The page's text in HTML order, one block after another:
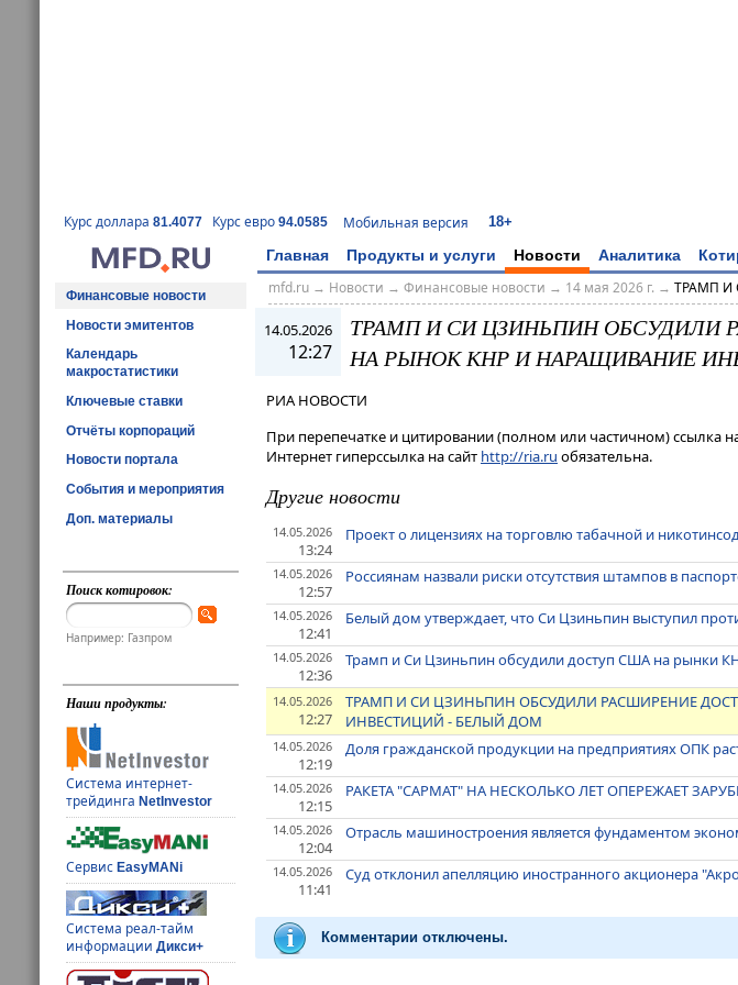
Курс доллара 81.4077 Курс евро 94.0585 Мобильная версия 18+
Главная Продукты и услуги Новости Аналитика
Финансовые новости
Новости эмитентов
Календарь
макростатистики
Ключевые ставки
Отчёты корпораций
Новости портала
События и мероприятия
Доп. материалы
Поиск котировок:
Например: Газпром
Наши продукты:
Система интернет-
трейдингаNetInvestor
СервисEasyMANi
Система реал-тайм
информацииДикси+
mfd.ru→ Новости → Финансовые новости → 14 мая 2026 г. → ТРАМП И
14.05.2026
12:27
ТРАМП И СИ ЦЗИНЬПИН ОБСУДИЛИ
НА РЫНОК КНР И НАРАЩИВАНИЕ
РИА НОВОСТИ
При перепечатке и цитировании (полном или частичном) ссылка
Интернет гиперссылка на сайт http://ria.ru обязательна.
Другие новости
14.05.2026
13:24
Проект о лицензиях на торговлю табачной и
14.05.2026
12:57
Россиянам назвали риски отсутствия штампов в
14.05.2026
12:41
Белый дом утверждает, что Си Цзиньпин выступил
14.05.2026
12:36
Трамп и Си Цзиньпин обсудили доступ США на рынки
14.05.2026
12:27
ТРАМП И СИ ЦЗИНЬПИН ОБСУДИЛИ РАСШИРЕНИЕ
ИНВЕСТИЦИЙ - БЕЛЫЙ ДОМ
14.05.2026
12:19
Доля гражданской продукции на предприятиях ОПК
14.05.2026
12:15
РАКЕТА "САРМАТ" НА НЕСКОЛЬКО ЛЕТ ОПЕРЕЖАЕТ
14.05.2026
12:04
Отрасль машиностроения является фундаментом
14.05.2026
11:41
Суд отклонил апелляцию иностранного акционера
Комментарии отключены.